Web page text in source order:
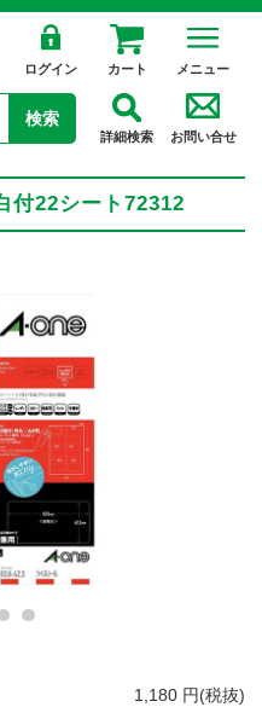
ログイン カート メニュー
検索
詳細検索 お問い合せ
付22シート72312
1,180 円(税抜)